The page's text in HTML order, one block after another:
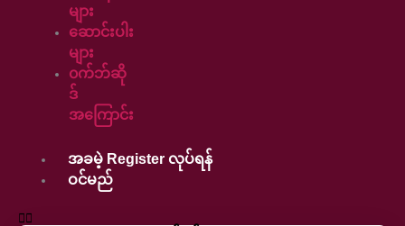
များ
ဆောင်းပါး
များ
၀က်ဘ်ဆို
ဒ်
အကြောင်း
အခမဲ့ Register လုပ်ရန်
ဝင်မည်